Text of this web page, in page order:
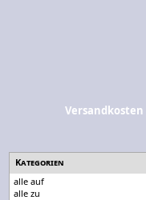
Versandkosten
Kategorien
alle auf
alle zu